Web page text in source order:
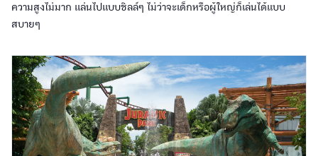
ความสูงไม่มาก แล่นไปแบบชิลล์ๆ ไม่ว่าจะเด็กหรือผู้ใหญ่ก็เล่นได้แบบ
สบายๆ